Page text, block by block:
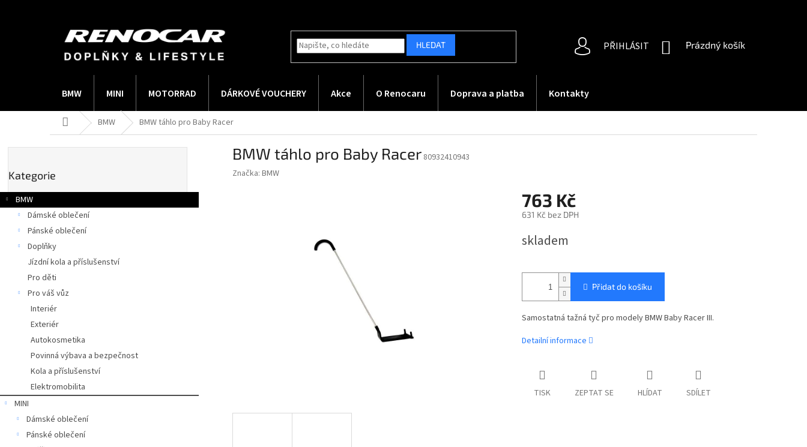
HLEDAT PŘIHLÁSIT
NÁKUPNÍ
Prázdný košík
BMW MINI MOTORRAD DÁRKOVÉ VOUCHERY Akce O Renocaru Doprava a platba Kontakty
Domů BMW BMW táhlo pro Baby Racer
t
r
a
kategorie
Kategorie
BMW
Dámské oblečení
Pánské oblečení
Doplňky
Jízdní kola a příslušenství
Pro děti
Pro váš vůz
Interiér
Exteriér
Autokosmetika
Povinná výbava a bezpečnost
Kola a příslušenství
Elektromobilita
MINI
Dámské oblečení
Pánské oblečení
BMW táhlo pro Baby Racer 80932410943
Značka:BMW
763 Kč
631 Kč bez DPH
cena:
skladem
Přidat do košíku
Samostatná tažná tyč pro modely BMW Baby Racer III.
Detailní informace
TISK ZEPTAT SE HLÍDAT SDÍLET